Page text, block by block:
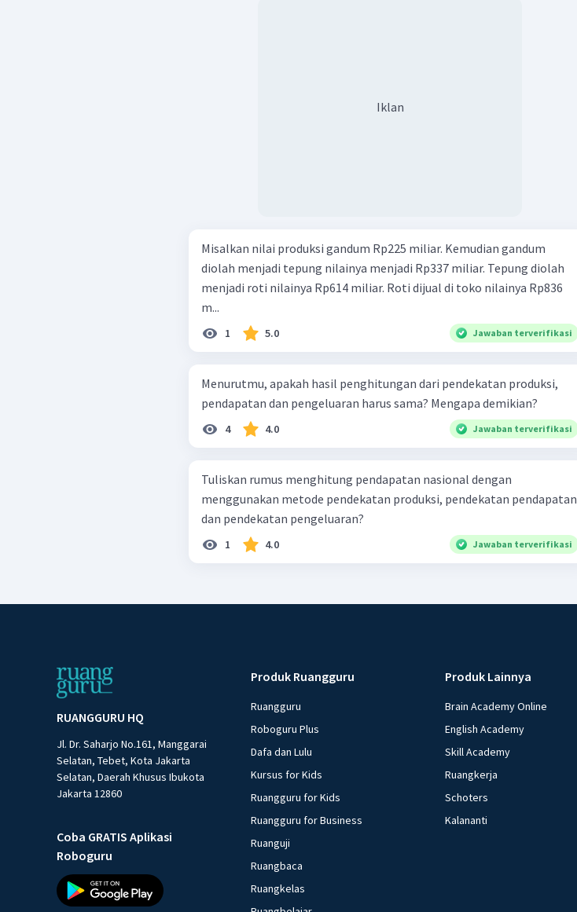
Iklan
Misalkan nilai produksi gandum Rp225 miliar. Kemudian gandum
diolah menjadi tepung nilainya menjadi Rp337 miliar. Tepung diolah
menjadi roti nilainya Rp614 miliar. Roti dijual di toko nilainya Rp836
m...
1 5.0 Jawaban terverifikasi
Menurutmu, apakah hasil penghitungan dari pendekatan produksi,
pendapatan dan pengeluaran harus sama? Mengapa demikian?
4 4.0 Jawaban terverifikasi
Tuliskan rumus menghitung pendapatan nasional dengan
menggunakan metode pendekatan produksi, pendekatan pendapatan
dan pendekatan pengeluaran?
1 4.0 Jawaban terverifikasi
RUANGGURU HQ
Jl. Dr. Saharjo No.161, Manggarai
Selatan, Tebet, Kota Jakarta
Selatan, Daerah Khusus Ibukota
Jakarta 12860
Coba GRATIS Aplikasi
Roboguru
Produk Ruangguru
Ruangguru
Roboguru Plus
Dafa dan Lulu
Kursus for Kids
Ruangguru for Kids
Ruangguru for Business
Ruanguji
Ruangbaca
Ruangkelas
Produk Lainnya
Brain Academy Online
English Academy
Skill Academy
Ruangkerja
Schoters
Kalananti